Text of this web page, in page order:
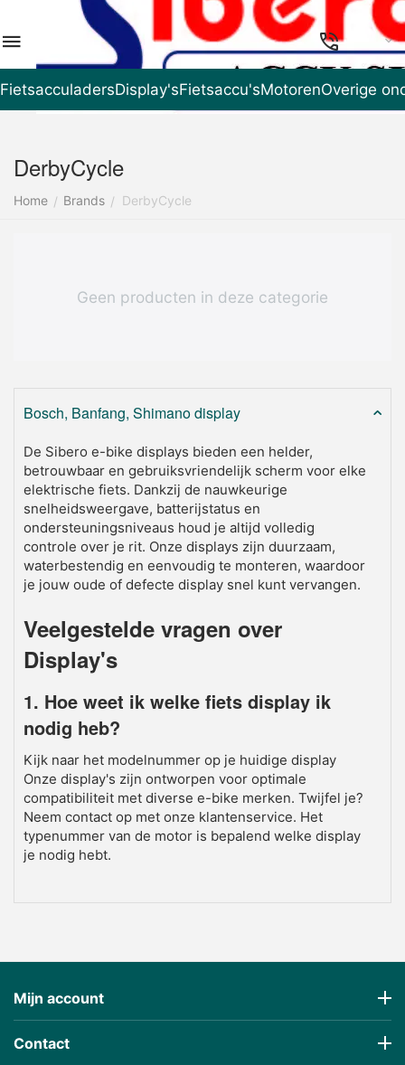
NL
FietsacculadersDisplay'sFietsaccu'sMotorenOverige
DerbyCycle
Home / Brands / DerbyCycle
Bosch, Banfang, Shimano display
De Sibero e-bike displays bieden een helder,
betrouwbaar en gebruiksvriendelijk scherm voor elke
elektrische fiets. Dankzij de nauwkeurige
snelheidsweergave, batterijstatus en
ondersteuningsniveaus houd je altijd volledig
controle over je rit. Onze displays zijn duurzaam,
waterbestendig en eenvoudig te monteren, waardoor
je jouw oude of defecte display snel kunt vervangen.
Veelgestelde vragen over
Display's
1. Hoe weet ik welke fiets display ik
nodig heb?
Kijk naar het modelnummer op je huidige display
Onze display's zijn ontworpen voor optimale
compatibiliteit met diverse e-bike merken. Twijfel je?
Neem contact op met onze klantenservice. Het
typenummer van de motor is bepalend welke display
je nodig hebt.
connector aan het stuur. Zorg er wel voor dat de
motor is uitgeschakeld voordat je het nieuwe display
Geen producten in deze categorie
Mijn account
Contact